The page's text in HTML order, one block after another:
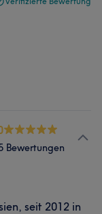
Bewertungen
seit 2012 in